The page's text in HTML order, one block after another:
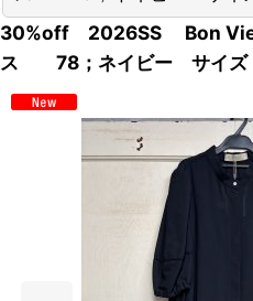
30%off 2026SS Bon
ス 78；ネイビー サイズ